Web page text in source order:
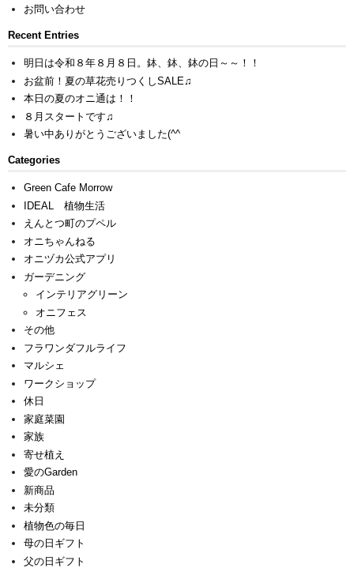
お問い合わせ
Recent Entries
明日は令和８年８月８日。鉢、鉢、鉢の日～～！！
お盆前！夏の草花売りつくしSALE♫
本日の夏のオニ通は！！
８月スタートです♫
暑い中ありがとうございました(^^ゞ
Categories
Green Cafe Morrow
IDEAL 植物生活
えんとつ町のプペル
オニちゃんねる
オニヅカ公式アプリ
ガーデニング
インテリアグリーン
オニフェス
その他
フラワンダフルライフ
マルシェ
ワークショップ
休日
家庭菜園
家族
寄せ植え
愛のGarden
新商品
未分類
植物色の毎日
母の日ギフト
父の日ギフト